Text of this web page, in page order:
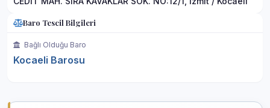
Baro Tescil Bilgileri
Bağlı Olduğu Baro
Kocaeli Barosu